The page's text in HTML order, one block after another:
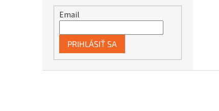
Email
PRIHLÁSIŤ SA